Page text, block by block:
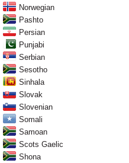
Norwegian
Pashto
Persian
Punjabi
Serbian
Sesotho
Sinhala
Slovak
Slovenian
Somali
Samoan
Scots Gaelic
Shona